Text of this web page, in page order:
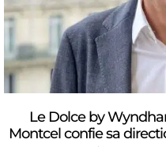
Le Dolce by
Montcel confie sa